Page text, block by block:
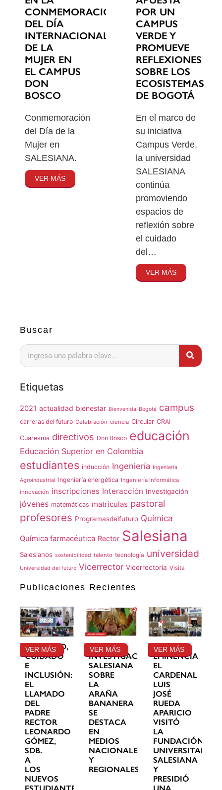
Buscar
Etiquetas
2021 actualidad bienestar Bienvenida Bogotá campus
carreras del futuro Celebración ciencia Circular CRAI
Cuaresma directivos Don Bosco educación
Educación Superior en Colombia
estudiantes inducción Ingeniería Ingeniería
Agroindustrial Ingeniería energética Ingeniería Informática
innovación inscripciones Interacción Investigación
jóvenes matemáticas matriculas pastoral
profesores Programasdelfuturo Química
Química farmacéutica Rector Salesiana
Salesianos sostenibilidad talento tecnología universidad
Universidad del futuro Vicerrector Vicerrectoría Visita
Publicaciones Recientes
GRATITUD,
CUIDADO
E
INCLUSIÓN:
EL
LLAMADO
DEL
PADRE
RECTOR
LEONARDO
GÓMEZ,
SDB.
A
LOS
NUEVOS
VER MÁS
LA
INVESTIGACIÓN
SALESIANA
SOBRE
LA
ARAÑA
BANANERA
SE
DESTACA
EN
MEDIOS
NACIONALES
Y
REGIONALES
VER MÁS
SU
EMINENCIA
EL
CARDENAL
LUIS
JOSÉ
RUEDA
APARICIO
VISITÓ
LA
FUNDACIÓN
UNIVERSITARIA
SALESIANA
Y
PRESIDIÓ
VER MÁS
CONMEMORACIÓN
DEL DÍA
INTERNACIONAL
DE LA
MUJER EN
EL CAMPUS
DON
BOSCO
Conmemoración
del Día de la
Mujer en
SALESIANA.
VER MÁS
POR UN
CAMPUS
VERDE Y
PROMUEVE
REFLEXIONES
SOBRE LOS
ECOSISTEMAS
DE BOGOTÁ
En el marco de
su iniciativa
Campus Verde,
la universidad
SALESIANA
continúa
promoviendo
espacios de
reflexión sobre
el cuidado
del…
VER MÁS